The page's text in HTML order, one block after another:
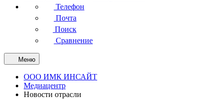
Телефон
Почта
Поиск
Сравнение
Меню
ООО ИМК ИНСАЙТ
Медиацентр
Новости отрасли